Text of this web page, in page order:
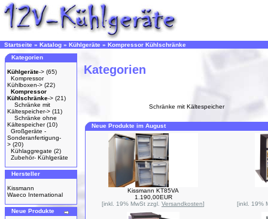
Startseite » Katalog » Kühlgeräte » Kompressor Kühlschränke
Kategorien
Kühlgeräte-> (65)
Kompressor
Kühlboxen-> (22)
Kompressor
Kühlschränke-> (21)
Schränke mit
Kältespeicher-> (11)
Schränke ohne
Kältespeicher(10)
Großgeräte -
Sonderanfertigung-
> (20)
Kühlaggregate (2)
Zubehör- Kühlgeräte
Hersteller
Kissmann
Waeco International
Neue Produkte
Kategorien
Schränke mit Kältespeicher
Neue Produkte im August
Kissmann KT85VA
1.190,00EUR
[inkl. 19% MwSt zzgl. Versandkosten] [inkl. 19%